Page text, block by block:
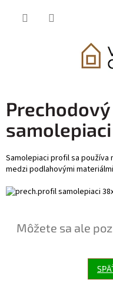
Samolepiaci profil sa používa
medzi podlahovými
Môžete sa ale